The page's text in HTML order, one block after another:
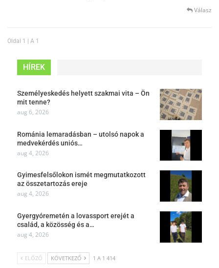
Válasz
Oldal 1 | A 1
HÍREK
Személyeskedés helyett szakmai vita – Ön
mit tenne?
aug 6, 2026
Románia lemaradásban – utolsó napok a
medvekérdés uniós…
aug 4, 2026
Gyimesfelsőlokon ismét megmutatkozott
az összetartozás ereje
aug 4, 2026
Gyergyóremetén a lovassport erejét a
család, a közösség és a…
aug 4, 2026
ELŐZŐ KÖVETKEZŐ 1 A 1 414